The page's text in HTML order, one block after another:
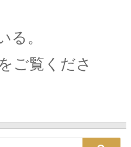
る。
をご覧くださ